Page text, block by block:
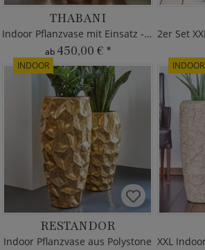
THABANI
Indoor Pflanzvase mit Einsatz - XXL
ab 450,00 € *
INDOOR
RESTANDOR
Indoor Pflanzvase aus Polystone
INDOOR